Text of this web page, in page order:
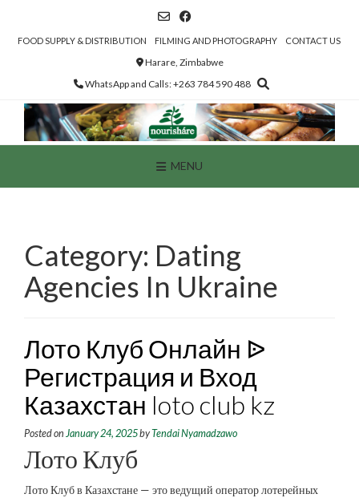
contentFOOD SUPPLY & DISTRIBUTION FILMING AND PHOTOGRAPHY CONTACT US
Harare, Zimbabwe
WhatsApp and Calls: +263 784 590 488
MENU
Category: Dating
Agencies In Ukraine
Лото Клуб Онлайн ᐉ
Регистрация и Вход
Казахстан loto club kz
Posted on January 24, 2025byTendai Nyamadzawo
Лото Клуб
Лото Клуб в Казахстане — это ведущий оператор лотерейных